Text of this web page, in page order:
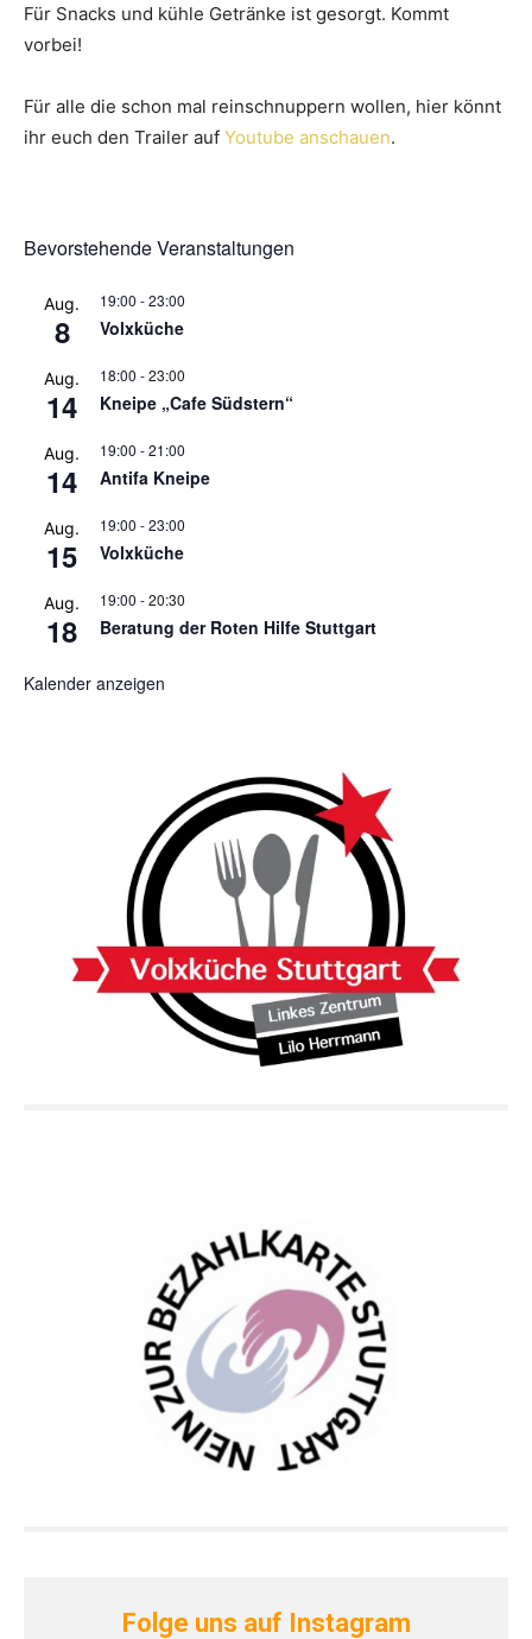
Für Snacks und kühle Getränke ist gesorgt. Kommt
vorbei!
Für alle die schon mal reinschnuppern wollen, hier könnt
ihr euch den Trailer auf Youtube anschauen.
Bevorstehende Veranstaltungen
Aug.
8
19:00 -23:00
Volxküche
Aug.
14
18:00 -23:00
Kneipe „Cafe Südstern“
Aug.
14
19:00 -21:00
Antifa Kneipe
Aug.
15
19:00 -23:00
Volxküche
Aug.
18
19:00 -20:30
Beratung der Roten Hilfe Stuttgart
Kalender anzeigen
Folge uns auf Instagram